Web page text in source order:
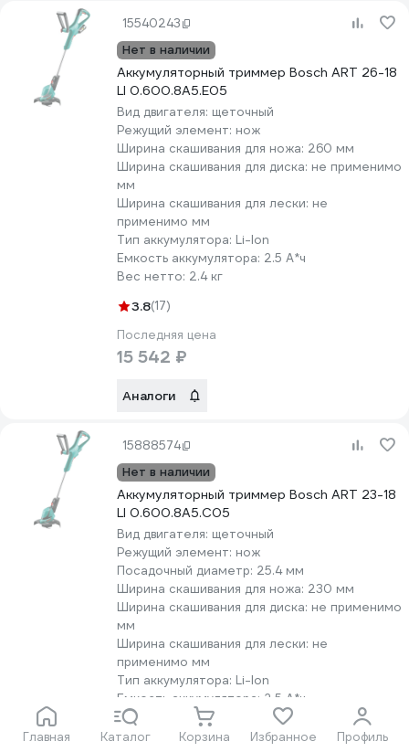
Главная Каталог Корзина Избранное Профиль
15540243
Нет в наличии
Аккумуляторный триммер Bosch ART 26-18
LI 0.600.8A5.E05
Вид двигателя: щеточный
Режущий элемент: нож
Ширина скашивания для ножа: 260 мм
Ширина скашивания для диска: не применимо
мм
Ширина скашивания для лески: не
применимо мм
Тип аккумулятора: Li-lon
Емкость аккумулятора: 2.5 А*ч
Вес нетто: 2.4 кг
3.8(17)
Последняя цена
15 542 ₽
Аналоги
15888574
Нет в наличии
Аккумуляторный триммер Bosch ART 23-18
LI 0.600.8A5.C05
Вид двигателя: щеточный
Режущий элемент: нож
Посадочный диаметр: 25.4 мм
Ширина скашивания для ножа: 230 мм
Ширина скашивания для диска: не применимо
мм
Ширина скашивания для лески: не
применимо мм
Тип аккумулятора: Li-lon
Емкость аккумулятора: 2.5 А*ч
Вес нетто:
2.3 кг
Последняя цена